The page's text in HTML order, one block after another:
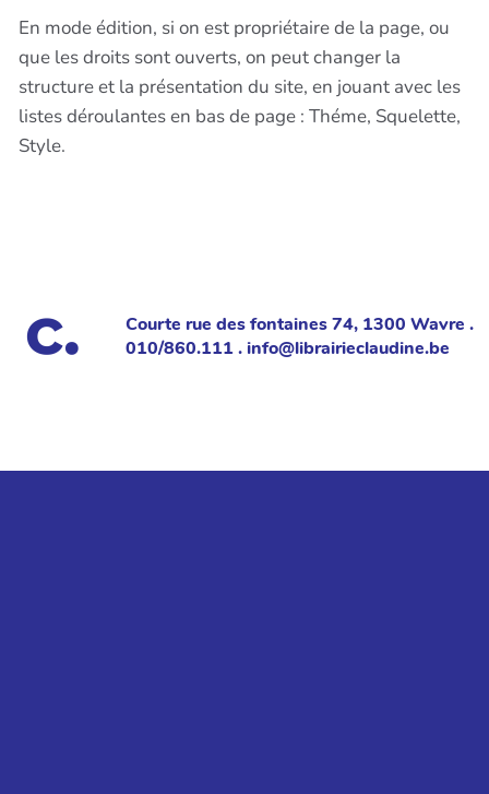
En mode édition, si on est propriétaire de la page, ou
que les droits sont ouverts, on peut changer la
structure et la présentation du site, en jouant avec les
listes déroulantes en bas de page : Théme, Squelette,
Style.
Courte rue des fontaines 74, 1300 Wavre .
010/860.111 . info@librairieclaudine.be